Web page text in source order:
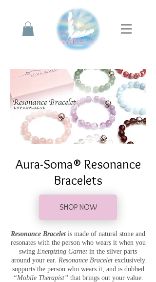
Aura-Soma® Resonance
Bracelets
SHOP NOW
Resonance Bracelet is made of natural stone and
resonates with the person who wears it when you
swing Energizing Garnet in the silver parts
around your ear. Resonance Braceletexclusively
supports the person who wears it, and is dubbed
“Mobile Therapist” that brings out your value.